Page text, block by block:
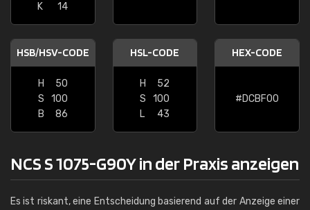
K
14
HSB/HSV-CODE
H
50
S
100
B
86
HSL-CODE
H
52
S
100
L
43
HEX-CODE
#DCBF00
NCS S 1075-G90Y in der Praxis anzeigen
Es ist riskant, eine Entscheidung basierend auf der Anzeige einer